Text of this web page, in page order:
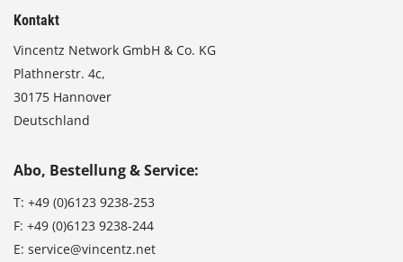
Kontakt
Vincentz Network GmbH & Co. KG
Plathnerstr. 4c,
30175 Hannover
Deutschland
Abo, Bestellung & Service:
T: +49 (0)6123 9238-253
F: +49 (0)6123 9238-244
E: service@vincentz.net